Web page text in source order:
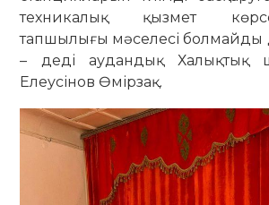
техникалық қызмет
тапшылығы мәселесі болмайды
– деді аудандық Халықтық
Елеусінов Өмірзақ.